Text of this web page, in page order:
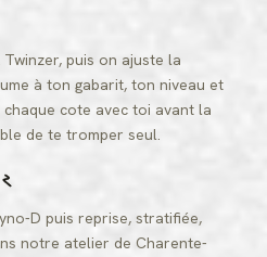
puis on ajuste la
à ton gabarit, ton niveau et
cote avec toi avant la
de te tromper seul.
D puis reprise, stratifiée,
notre atelier de Charente-